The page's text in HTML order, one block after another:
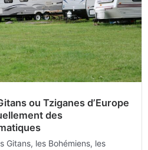
ou Tziganes d’Europe
des
Gitans, les Bohémiens, les